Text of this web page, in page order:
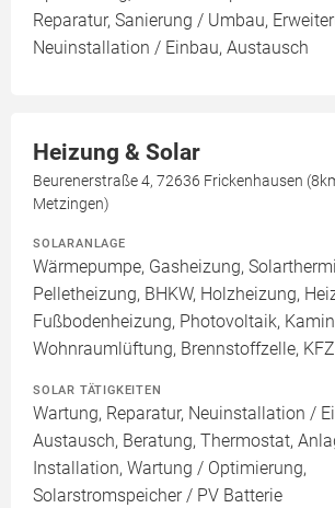
Reparatur, Sanierung / Umbau,
Neuinstallation / Einbau, Austausch
Heizung & Solar
Beurenerstraße 4, 72636 Frickenhausen
Metzingen)
SOLARANLAGE
Wärmepumpe, Gasheizung,
Pelletheizung, BHKW, Holzheizung,
Fußbodenheizung, Photovoltaik,
Wohnraumlüftung, Brennstoffzelle,
SOLAR TÄTIGKEITEN
Wartung, Reparatur, Neuinstallation /
Austausch, Beratung, Thermostat,
Installation, Wartung / Optimierung,
Solarstromspeicher / PV Batterie